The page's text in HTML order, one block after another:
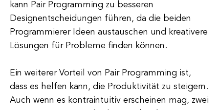
kann Pair Programming zu besseren
Designentscheidungen führen, da die beiden
Programmierer Ideen austauschen und kreativere
Lösungen für Probleme finden können.
Ein weiterer Vorteil von Pair Programming ist,
dass es helfen kann, die Produktivität zu steigern.
Auch wenn es kontraintuitiv erscheinen mag, zwei